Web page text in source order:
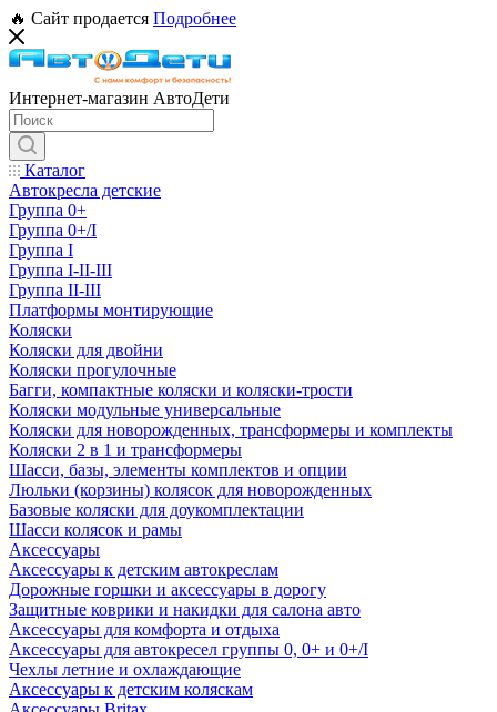
🔥 Сайт продается Подробнее
Интернет-магазин АвтоДети
Каталог
Автокресла детские
Группа 0+
Группа 0+/I
Группа I
Группа I-II-III
Группа II-III
Платформы монтирующие
Коляски
Коляски для двойни
Коляски прогулочные
Багги, компактные коляски и коляски-трости
Коляски модульные универсальные
Коляски для новорожденных, трансформеры и комплекты
Коляски 2 в 1 и трансформеры
Шасси, базы, элементы комплектов и опции
Люльки (корзины) колясок для новорожденных
Базовые коляски для доукомплектации
Шасси колясок и рамы
Аксессуары
Аксессуары к детским автокреслам
Дорожные горшки и аксессуары в дорогу
Защитные коврики и накидки для салона авто
Аксессуары для комфорта и отдыха
Аксессуары для автокресел группы 0, 0+ и 0+/I
Чехлы летние и охлаждающие
Аксессуары к детским коляскам